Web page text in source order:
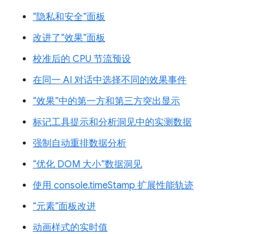
“隐私和安全”面板
改进了“效果”面板
校准后的 CPU 节流预设
在同一 AI 对话中选择不同的效果事件
“效果”中的第一方和第三方突出显示
标记工具提示和分析洞见中的实测数据
强制自动重排数据分析
“优化 DOM 大小”数据洞见
使用 console.timeStamp 扩展性能轨迹
“元素”面板改进
动画样式的实时值